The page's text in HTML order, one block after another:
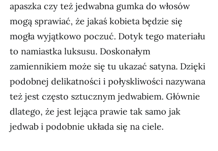
apaszka czy też jedwabna gumka do włosów
mogą sprawiać, że jakaś kobieta będzie się
mogła wyjątkowo poczuć. Dotyk tego materiału
to namiastka luksusu. Doskonałym
zamiennikiem może się tu ukazać satyna. Dzięki
podobnej delikatności i połyskliwości nazywana
też jest często sztucznym jedwabiem. Głównie
dlatego, że jest lejąca prawie tak samo jak
jedwab i podobnie układa się na ciele.